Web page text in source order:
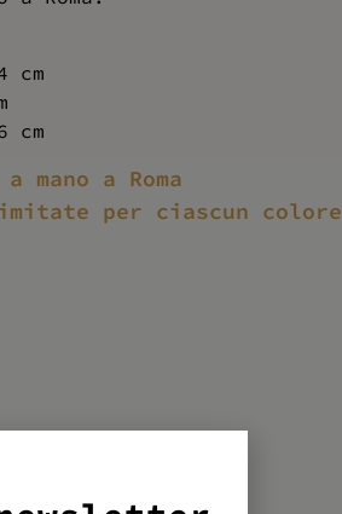
cm
cm
mano a Roma
per ciascun colore